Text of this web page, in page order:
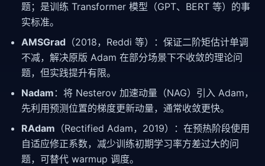
题；是训练 Transformer 模型（GPT、BERT 等）的事
实标准。
AMSGrad （2018，Reddi 等）：保证二阶矩估计单调
不减，解决原版 Adam 在部分场景下不收敛的理论问
题，但实践提升有限。
Nadam ：将 Nesterov 加速动量（NAG）引入 Adam，
先利用预测位置的梯度更新动量，通常收敛更快。
RAdam （Rectified Adam，2019）：在预热阶段使用
自适应修正系数，减少训练初期学习率方差过大的问
题，可替代 warmup 调度。